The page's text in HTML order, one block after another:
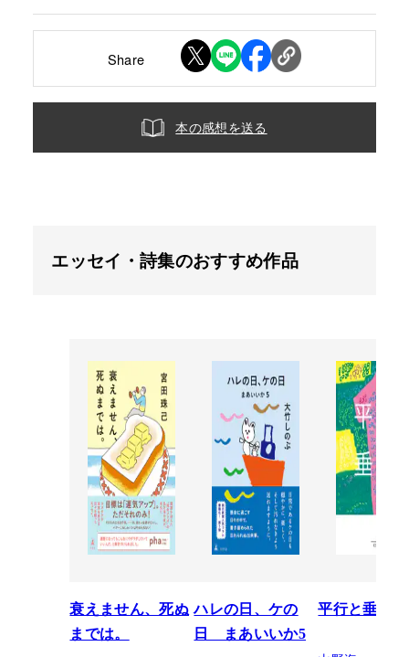
Share
本の感想を送る
エッセイ・詩集のおすすめ作品
衰えません、死ぬ
までは。
ハレの日、ケの
日 まあいいか5
平行と垂直